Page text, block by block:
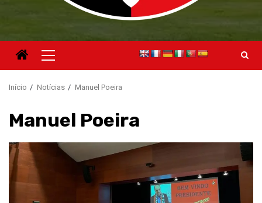
Menu
principal
Início Notícias Manuel Poeira
Manuel Poeira